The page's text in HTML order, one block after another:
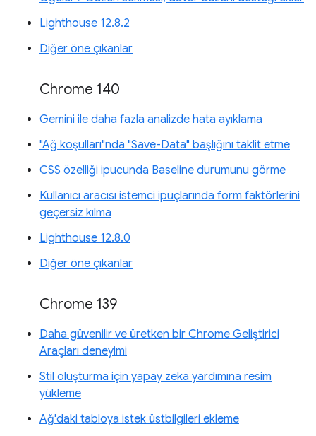
Lighthouse 12.8.2
Diğer öne çıkanlar
Chrome 140
Gemini ile daha fazla analizde hata ayıklama
"Ağ koşulları"nda "Save-Data" başlığını taklit etme
CSS özelliği ipucunda Baseline durumunu görme
Kullanıcı aracısı istemci ipuçlarında form faktörlerini
geçersiz kılma
Lighthouse 12.8.0
Diğer öne çıkanlar
Chrome 139
Daha güvenilir ve üretken bir Chrome Geliştirici
Araçları deneyimi
Stil oluşturma için yapay zeka yardımına resim
yükleme
Ağ'daki tabloya istek üstbilgileri ekleme